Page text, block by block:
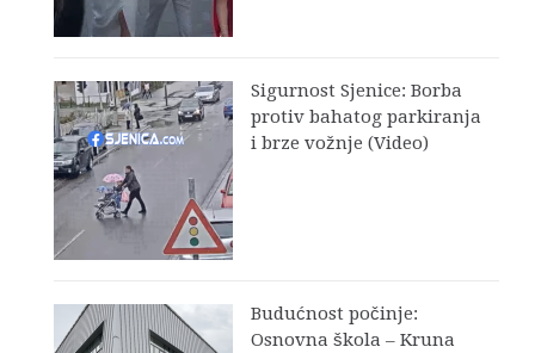
Sigurnost Sjenice: Borba
protiv bahatog parkiranja
i brze vožnje (Video)
Budućnost počinje:
Osnovna škola – Kruna